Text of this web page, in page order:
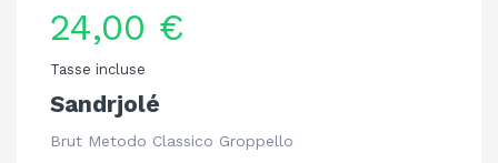
24,00 €
Tasse incluse
Sandrjolé
Brut Metodo Classico Groppello